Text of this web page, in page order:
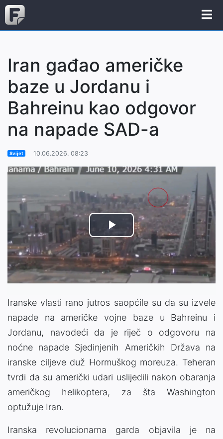
Iran gađao američke
baze u Jordanu i
Bahreinu kao odgovor
na napade SAD-a
Svijet 10.06.2026. 08:23
Play
Video
Iranske vlasti rano jutros saopćile su da su izvele
napade na američke vojne baze u Bahreinu i
Jordanu, navodeći da je riječ o odgovoru na
noćne napade Sjedinjenih Američkih Država na
iranske ciljeve duž Hormuškog moreuza. Teheran
tvrdi da su američki udari uslijedili nakon obaranja
američkog helikoptera, za šta Washington
optužuje Iran.
Iranska revolucionarna garda objavila je na